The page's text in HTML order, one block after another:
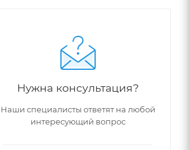
Нужна консультация?
Наши специалисты ответят на любой
интересующий вопрос